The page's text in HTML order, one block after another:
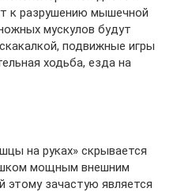
к разрушению мышечной
мускулов будут
подвижные игры
ходьба, езда на
на руках» скрывается
мощным внешним
этому зачастую является